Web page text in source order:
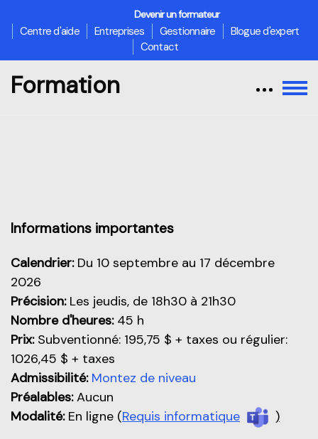
Devenir un formateur
Centre d'aide Entreprises Gestionnaire
Blogue d'expert
Contact
Formation
Informations importantes
Calendrier:Du 10 septembre au 17 décembre
2026
Précision:Les jeudis, de 18h30 à 21h30
Nombre d'heures:45 h
Prix: Subventionné: 195,75 $ + taxes ou régulier:
1026,45 $ + taxes
Admissibilité: Montez de niveau
Préalables:Aucun
Modalité:En ligne (Requis informatique )